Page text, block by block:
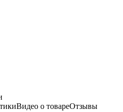
Видео о товареОтзывы